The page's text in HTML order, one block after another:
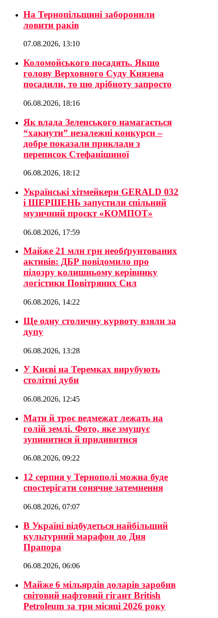
На Тернопільщині заборонили
ловити раків
07.08.2026, 13:10
Коломойського посадять. Якщо
голову Верховного Суду Князева
посадили, то цю дрібноту запросто
06.08.2026, 18:16
Як влада Зеленського намагається
“хакнути” незалежні конкурси –
добре показали приклади з
переписок Стефанішиної
06.08.2026, 18:12
Українські хітмейкери GERALD 032
і ШЕРШЕНЬ запустили спільний
музичний проєкт «КОМПОТ»
06.08.2026, 17:59
Майже 21 млн грн необґрунтованих
активів: ДБР повідомило про
підозру колишньому керівнику
логістики Повітряних Сил
06.08.2026, 14:22
Ще одну столичну курвоту взяли за
дупу
06.08.2026, 13:28
У Києві на Теремках вирубують
столітні дуби
06.08.2026, 12:45
Мати й троє ведмежат лежать на
голій землі. Фото, яке змушує
зупинитися й придивитися
06.08.2026, 09:22
12 серпня у Тернополі можна буде
спостерігати сонячне затемнення
06.08.2026, 07:07
В Україні відбудеться найбільший
культурний марафон до Дня
Прапора
06.08.2026, 06:06
Майже 6 мільярдів доларів заробив
світовий нафтовий гігант British
Petroleum за три місяці 2026 року